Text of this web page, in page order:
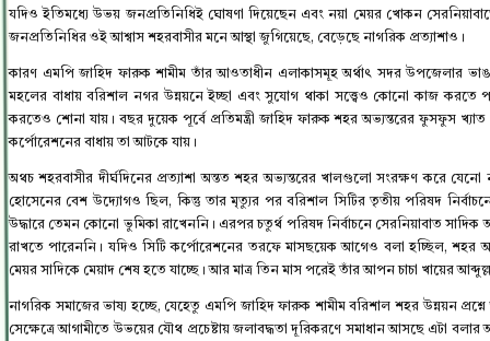
যদিও ইতিমধ্যে উভয় জনপ্রতিনিধিই ঘোষণা দিয়েছেন এবং নয়া মেয়র খোকন
জনপ্রতিনিধির ওই আশ্বাস শহরবাসীর মনে আস্থা জুগিয়েছে, বেড়েছে নাগরিক প্রত্যাশাও।
কারণ এমপি জাহিদ ফারুক শামীম তাঁর আওতাধীন এলাকাসমূহ অর্থাৎ সদর উপজেলার
মহলের বাধায় বরিশাল নগর উন্নয়নে ইচ্ছা এবং সুযোগ থাকা সত্ত্বেও কোনো কাজ করতে
করতেও শোনা যায়। বছর দুয়েক পূর্বে প্রতিমন্ত্রী জাহিদ ফারুক শহর অভ্যন্তরের ফুসফুস
কর্পোরেশনের বাধায় তা আটকে যায়।
অথচ শহরবাসীর দীর্ঘদিনের প্রত্যাশা অন্তত শহর অভ্যন্তরের খালগুলো সংরক্ষণ করে
হোসেনের বেশ উদ্যোগও ছিল, কিন্তু তার মৃত্যুর পর বরিশাল সিটির তৃতীয় পরিষদ
উদ্ধারে তেমন কোনো ভুমিকা রাখেননি। এরপর চতুর্থ পরিষদ নির্বাচনে সেরনিয়াবাত সাদিক
রাখতে পারেননি। যদিও সিটি কর্পোরেশনের তরফে মাসছয়েক আগেও বলা হচ্ছিল, শহর
মেয়র সাদিকে মেয়াদ শেষ হতে যাচ্ছে। আর মাত্র তিন মাস পরেই তাঁর আপন চাচা খায়ের
নাগরিক সমাজের ভাষ্য হচ্ছে, যেহেতু এমপি জাহিদ ফারুক শামীম বরিশাল শহর উন্নয়ন
সেক্ষেত্রে আগামীতে উভয়ের যৌথ প্রচেষ্টায় জলাবদ্ধতা দূরিকরণে সমাধান আসছে এটা